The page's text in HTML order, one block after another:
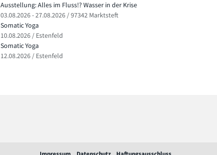
Ausstellung: Alles im Fluss!? Wasser in der Krise
03.08.2026 - 27.08.2026 / 97342 Marktsteft
Somatic Yoga
10.08.2026 / Estenfeld
Somatic Yoga
12.08.2026 / Estenfeld